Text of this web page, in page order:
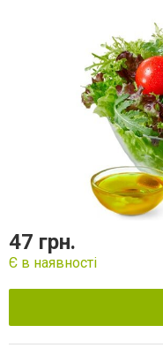
47 грн.
Є в наявності